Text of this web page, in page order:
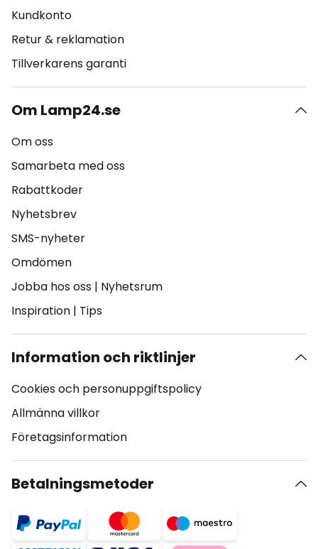
Kundkonto
Retur & reklamation
Tillverkarens garanti
Om Lamp24.se
Om oss
Samarbeta med oss
Rabattkoder
Nyhetsbrev
SMS-nyheter
Omdömen
Jobba hos oss | Nyhetsrum
Inspiration | Tips
Information och riktlinjer
Cookies och personuppgiftspolicy
Allmänna villkor
Företagsinformation
Betalningsmetoder